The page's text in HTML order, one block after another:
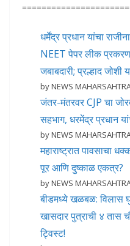
धर्मेंद्र प्रधान यांचा
NEET पेपर लीक
जबाबदारी; प्रल्हाद जोशी
by NEWS
जंतर-मंतरवर CJP चा
सहभाग, धरमेंद्र प्रधान
by NEWS
महाराष्ट्रात पावसाचा
पूर आणि दुष्काळ एकत्र?
by NEWS
बीडमध्ये खळबळ: विलास
खासदार पुत्राची ४ तास
ट्विस्ट!